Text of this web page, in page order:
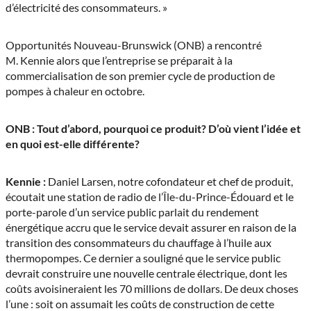
d’électricité des consommateurs. »
Opportunités Nouveau-Brunswick (ONB) a rencontré
M. Kennie alors que l’entreprise se préparait à la
commercialisation de son premier cycle de production de
pompes à chaleur en octobre.
ONB : Tout d’abord, pourquoi ce produit? D’où vient l’idée et
en quoi est-elle différente?
Kennie : Daniel Larsen, notre cofondateur et chef de produit,
écoutait une station de radio de l’Île-du-Prince-Édouard et le
porte-parole d’un service public parlait du rendement
énergétique accru que le service devait assurer en raison de la
transition des consommateurs du chauffage à l’huile aux
thermopompes. Ce dernier a souligné que le service public
devrait construire une nouvelle centrale électrique, dont les
coûts avoisineraient les 70 millions de dollars. De deux choses
l’une : soit on assumait les coûts de construction de cette